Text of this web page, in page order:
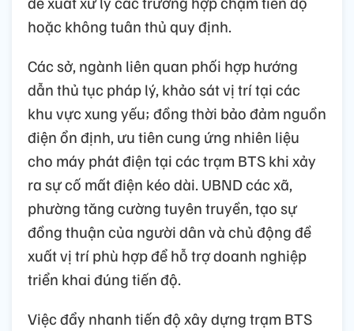
hoặc không tuân thủ quy định.
Các sở, ngành liên quan phối hợp hướng
dẫn thủ tục pháp lý, khảo sát vị trí tại các
khu vực xung yếu; đồng thời bảo đảm nguồn
điện ổn định, ưu tiên cung ứng nhiên liệu
cho máy phát điện tại các trạm BTS khi xảy
ra sự cố mất điện kéo dài. UBND các xã,
phường tăng cường tuyên truyền, tạo sự
đồng thuận của người dân và chủ động đề
xuất vị trí phù hợp để hỗ trợ doanh nghiệp
triển khai đúng tiến độ.
Việc đẩy nhanh tiến độ xây dựng trạm BTS